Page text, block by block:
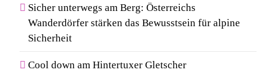
Sicher unterwegs am Berg: Österreichs
Wanderdörfer stärken das Bewusstsein für alpine
Sicherheit
Cool down am Hintertuxer Gletscher